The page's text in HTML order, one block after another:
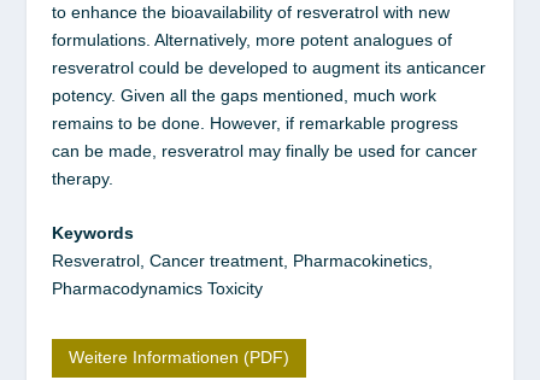
to enhance the bioavailability of resveratrol with new
formulations. Alternatively, more potent analogues of
resveratrol could be developed to augment its anticancer
potency. Given all the gaps mentioned, much work
remains to be done. However, if remarkable progress
can be made, resveratrol may finally be used for cancer
therapy.
Keywords
Resveratrol, Cancer treatment, Pharmacokinetics,
Pharmacodynamics Toxicity
Weitere Informationen (PDF)